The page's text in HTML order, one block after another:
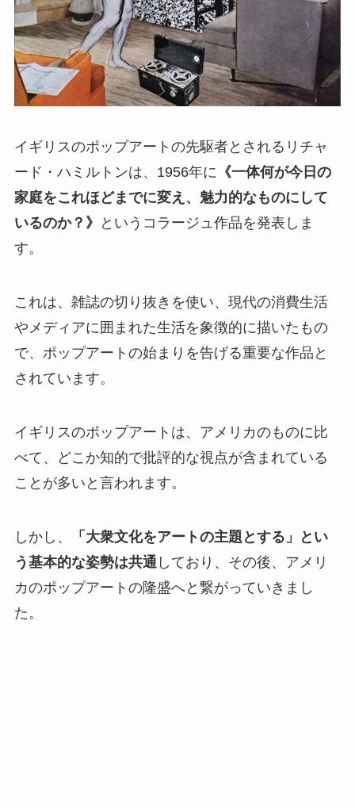
イギリスのポップアートの先駆者とされるリチャ
ード・ハミルトンは、1956年に 《一体何が今日の
家庭をこれほどまでに変え、魅力的なものにして
いるのか？》 というコラージュ作品を発表しま
す。
これは、雑誌の切り抜きを使い、現代の消費生活
やメディアに囲まれた生活を象徴的に描いたもの
で、ポップアートの始まりを告げる重要な作品と
されています。
イギリスのポップアートは、アメリカのものに比
べて、どこか知的で批評的な視点が含まれている
ことが多いと言われます。
しかし、
「大衆文化をアートの主題とする」とい
う基本的な姿勢は共通 しており、その後、アメリ
カのポップアートの隆盛へと繋がっていきまし
た。